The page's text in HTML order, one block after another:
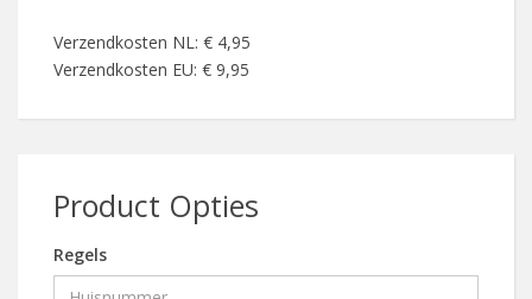
Verzendkosten NL: € 4,95
Verzendkosten EU: € 9,95
Product Opties
Regels